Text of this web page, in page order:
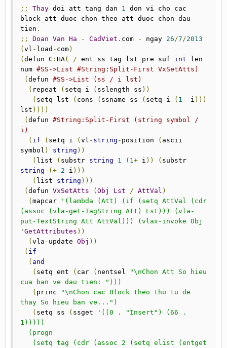
;; Thay doi att tang dan 1 don vi cho cac
block_att duoc chon theo att duoc chon dau
tien .
;;
Doan Van Ha - CadViet . com - ngay 26/7/2013
( vl - load - com)
( defun C : HA( / ent ss tag lst pre suf int len
num #SS->List #String:Split-First VxSetAtts)
( defun #SS->List (ss / i lst)
( repeat ( setq i ( sslength ss ))
( setq lst ( cons ( ssname ss ( setq i ( 1 - i )))
lst ))))
( defun #String:Split-First (string symbol /
i)
( if ( setq i ( vl - string - position ( ascii
symbol ) string ))
( list ( substr string 1 ( 1+ i )) (
string
(+ 2 i )))
( list string )))
( defun VxSetAtts ( Obj Lst / AttVal )
( mapcar
'(lambda (Att) (if (setq AttVal (cdr
(assoc (vla-get-TagString Att) Lst))) (vla-
put-TextString Att AttVal))) (vlax-invoke Obj
' GetAttributes ))
( vla - update Obj ))
( if
( and
( setq ent ( car ( nentsel
"\nChon Att So hieu
cua ban ve dau tien: " )))
( princ
"\nChon cac Block theo thu tu de
thay So hieu ban ve..." )
( setq ss ( ssget
'((0 . "Insert") (66 .
1)))))
(progn
(setq tag (cdr (assoc 2 (setq elist (entget